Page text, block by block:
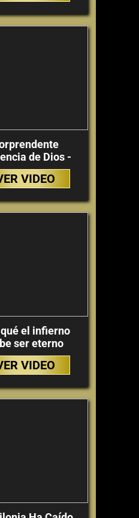
de Dios -
VIDEO
el infierno
ser eterno
VIDEO